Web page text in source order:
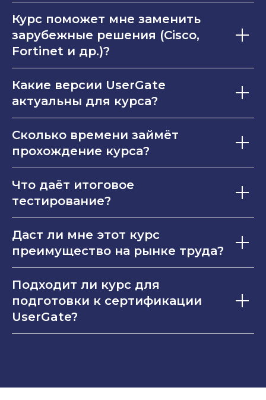
Курс поможет мне заменить
зарубежные решения (Cisco,
Fortinet и др.)?
Какие версии UserGate
актуальны для курса?
Сколько времени займёт
прохождение курса?
Что даёт итоговое
тестирование?
Даст ли мне этот курс
преимущество на рынке труда?
Подходит ли курс для
подготовки к сертификации
UserGate?